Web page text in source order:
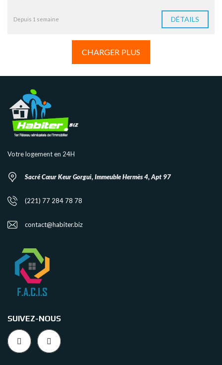
Depuis 1 semaine DÉTAILS
CHARGER PLUS
Votre logement en 24H
Sacré Cœur Keur Gorgui, Immeuble Hermès 4, Apt 97
(221) 77 284 78 78
contact@habiter.biz
SUIVEZ-NOUS